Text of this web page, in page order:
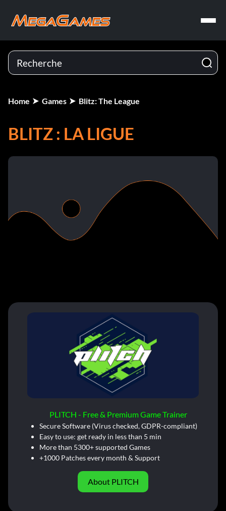
Home Games Blitz: The League
BLITZ : LA LIGUE
PLITCH - Free & Premium Game Trainer
Secure Software (Virus checked, GDPR-compliant)
Easy to use: get ready in less than 5 min
More than 5300+ supported Games
+1000 Patches every month & Support
About PLITCH